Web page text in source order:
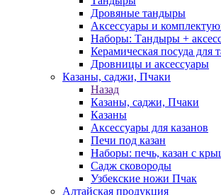
Дровяные тандыры
Аксессуары и
Наборы: Тандыры +
Керамическая посуда для
Дровницы и аксессуары
Казаны, саджи, Пчаки
Назад
Казаны, саджи, Пчаки
Казаны
Аксессуары для казанов
Печи под казан
Наборы: печь, казан с
Садж сковороды
Узбекские ножи Пчак
Алтайская продукция